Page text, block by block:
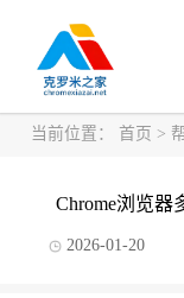
当前位置： 首页 >
Chrome浏览
2026-01-20